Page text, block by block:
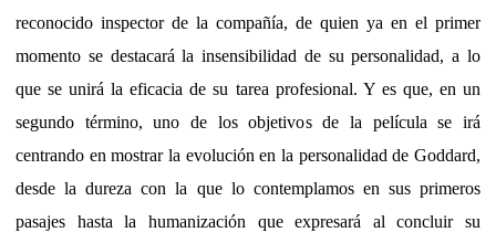
reconocido inspector de la compañía, de quien ya en el primer
momento se destacará la insensibilidad de su personalidad, a lo
que se unirá la eficacia de su tarea profesional. Y es que, en un
segundo término, uno de los objetivos de la película se irá
centrando en mostrar la evolución en la personalidad de Goddard,
desde la dureza con la que lo contemplamos en sus primeros
pasajes hasta la humanización que expresará al concluir su